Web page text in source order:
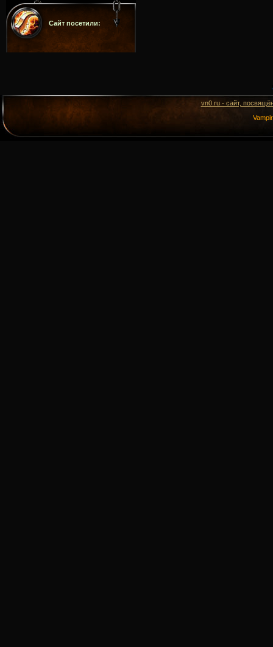
Сайт посетили:
vn0.ru - сайт,